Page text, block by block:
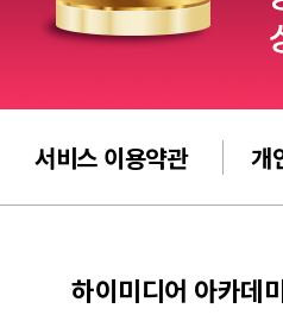
서비스 이용약관 개
하이미디어 아카데